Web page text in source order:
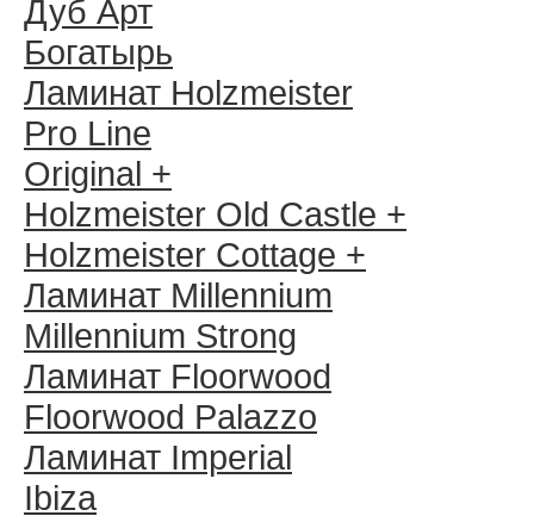
Дуб Арт
Богатырь
Ламинат Holzmeister
Pro Line
Original +
Holzmeister Old Castle +
Holzmeister Cottage +
Ламинат Millennium
Millennium Strong
Ламинат Floorwood
Floorwood Palazzo
Ламинат Imperial
Ibiza